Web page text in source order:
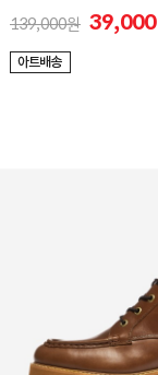
139,000 39,000